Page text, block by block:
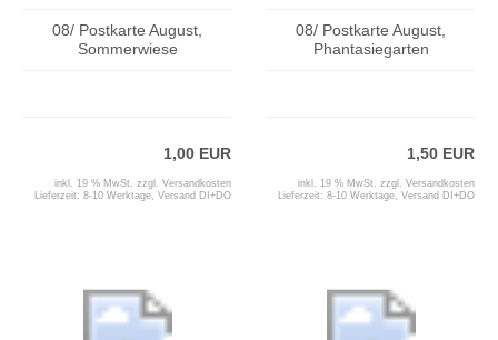
08/ Postkarte August,
Sommerwiese
1,00 EUR
inkl. 19 % MwSt. zzgl. Versandkosten
Lieferzeit: 8-10 Werktage, Versand DI+DO
08/ Postkarte August,
Phantasiegarten
1,50 EUR
inkl. 19 % MwSt. zzgl. Versandkosten
Lieferzeit: 8-10 Werktage, Versand DI+DO